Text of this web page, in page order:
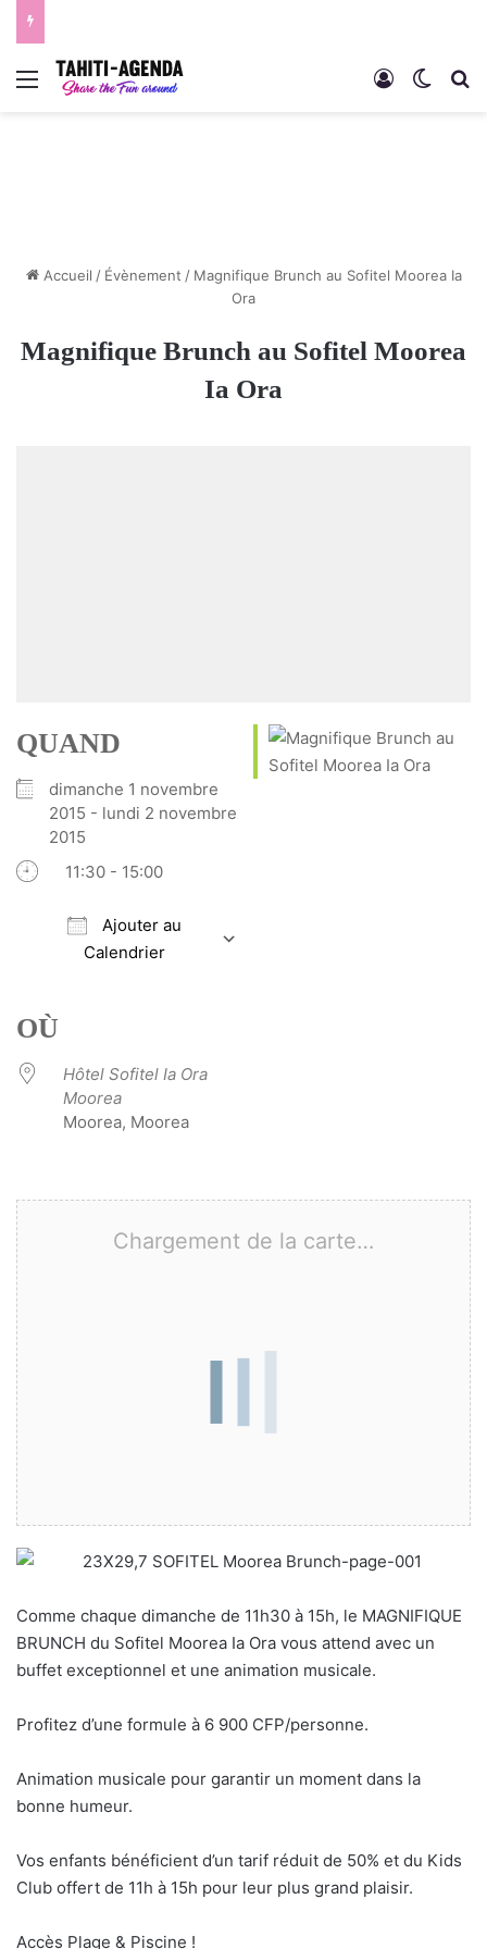
Menu Connexion
Accueil / Évènement / Magnifique Brunch au Sofitel Moorea Ia
Ora
Magnifique Brunch au Sofitel Moorea
Ia Ora
QUAND
dimanche 1 novembre
2015 - lundi 2 novembre
2015
11:30 - 15:00
Ajouter au
Calendrier
OÙ
Hôtel Sofitel Ia Ora
Moorea
Moorea, Moorea
Chargement de la carte…
Comme chaque dimanche de 11h30 à 15h, le MAGNIFIQUE
BRUNCH du Sofitel Moorea Ia Ora vous attend avec un
buffet exceptionnel et une animation musicale.
Profitez d’une formule à 6 900 CFP/personne.
Animation musicale pour garantir un moment dans la
bonne humeur.
Vos enfants bénéficient d’un tarif réduit de 50% et du Kids
Club offert de 11h à 15h pour leur plus grand plaisir.
Accès Plage & Piscine !